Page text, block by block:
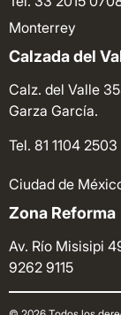
Monterrey
Calzada del
Calz. del Valle
Garza García.
Tel. 81 1104 2503
Ciudad de
Zona Reforma
Av. Río Misisipi
9262 9115